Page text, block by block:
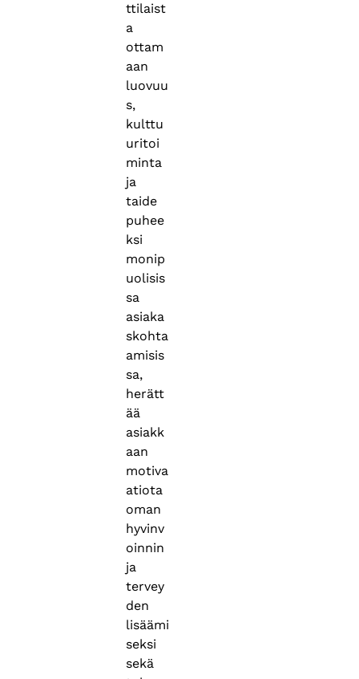
ttilaist
a
ottam
aan
luovuu
s,
kulttu
uritoi
minta
ja
taide
puhee
ksi
monip
uolisis
sa
asiaka
skohta
amisis
sa,
herätt
ää
asiakk
aan
motiva
atiota
oman
hyvinv
oinnin
ja
tervey
den
lisäämi
seksi
sekä